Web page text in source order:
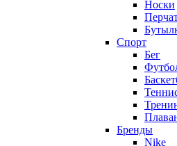
Носки
Спорт
Бег
Бренды
Nike